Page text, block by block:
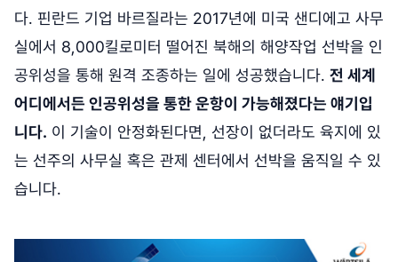
다. 핀란드 기업 바르질라는 2017년에 미국 샌디에고 사무
실에서 8,000킬로미터 떨어진 북해의 해양작업 선박을 인
공위성을 통해 원격 조종하는 일에 성공했습니다. 전 세계
어디에서든 인공위성을 통한 운항이 가능해졌다는 얘기입
니다. 이 기술이 안정화된다면, 선장이 없더라도 육지에 있
는 선주의 사무실 혹은 관제 센터에서 선박을 움직일 수 있
습니다.